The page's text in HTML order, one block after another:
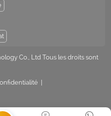
Co., Ltd Tous les droits sont